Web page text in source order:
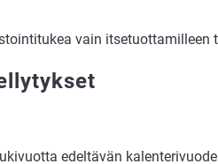
vain itsetuottamilleen
edeltävän